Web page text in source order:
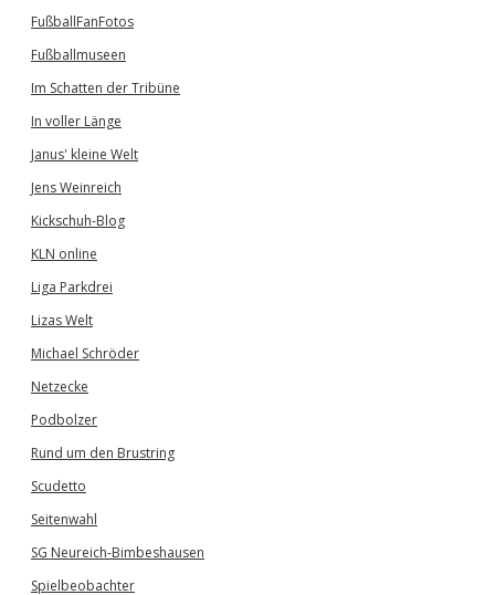
FußballFanFotos
Fußballmuseen
Im Schatten der Tribüne
In voller Länge
Janus' kleine Welt
Jens Weinreich
Kickschuh-Blog
KLN online
Liga Parkdrei
Lizas Welt
Michael Schröder
Netzecke
Podbolzer
Rund um den Brustring
Scudetto
Seitenwahl
SG Neureich-Bimbeshausen
Spielbeobachter